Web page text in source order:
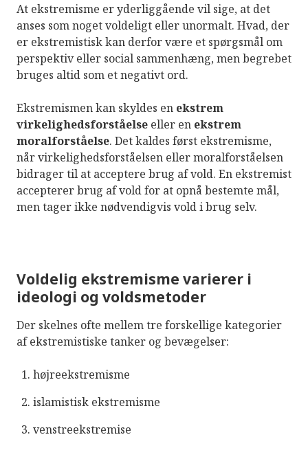
At ekstremisme er yderliggående vil sige, at det
anses som noget voldeligt eller unormalt. Hvad, der
er ekstremistisk kan derfor være et spørgsmål om
perspektiv eller social sammenhæng, men begrebet
bruges altid som et negativt ord.
Ekstremismen kan skyldes en ekstrem
virkelighedsforståelse eller en ekstrem
moralforståelse. Det kaldes først ekstremisme,
når virkelighedsforståelsen eller moralforståelsen
bidrager til at acceptere brug af vold. En ekstremist
accepterer brug af vold for at opnå bestemte mål,
men tager ikke nødvendigvis vold i brug selv.
Voldelig ekstremisme varierer i
ideologi og voldsmetoder
Der skelnes ofte mellem tre forskellige kategorier
af ekstremistiske tanker og bevægelser:
højreekstremisme
islamistisk ekstremisme
venstreekstremise